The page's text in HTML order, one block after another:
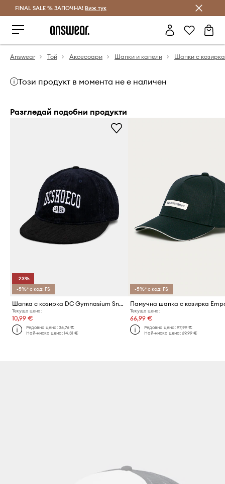
Спестявай с Answear Club
FINAL SALE % ЗАПОЧНА! Виж тук
Answear Той Аксесоари Шапки и капели Шапки с козирка
Този продукт в момента не е наличен
Разгледай подобни продукти
-23%
-5%* с код: FS
Шапка с козирка DC Gymnasium Snapback
Текуща цена:
10,99 €
Редовна цена:36,76 €
Най-ниска цена:14,31 €
-5%* с код: FS
Текуща цена:
66,99 €
Редовна цена: 97,99 €
Най-ниска цена: 69,99 €